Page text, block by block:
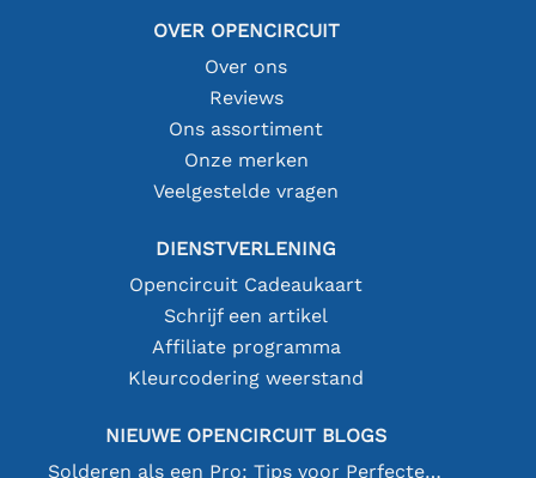
OVER OPENCIRCUIT
Over ons
Reviews
Ons assortiment
Onze merken
Veelgestelde vragen
DIENSTVERLENING
Opencircuit Cadeaukaart
Schrijf een artikel
Affiliate programma
Kleurcodering weerstand
NIEUWE OPENCIRCUIT BLOGS
Solderen als een Pro: Tips voor Perfecte Elektronische Verbindingen